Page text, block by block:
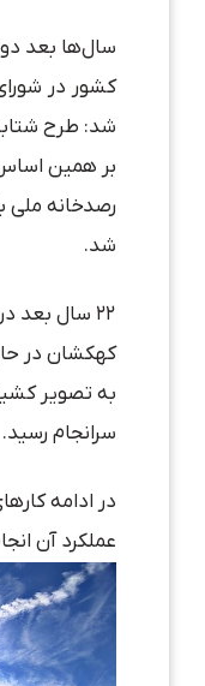
سال‌ها بعد
کشور در
شد: طرح
بر همین
شد.
کهکشان در
به تصویر
سرانجام رسید.
در ادامه
عملکرد آن